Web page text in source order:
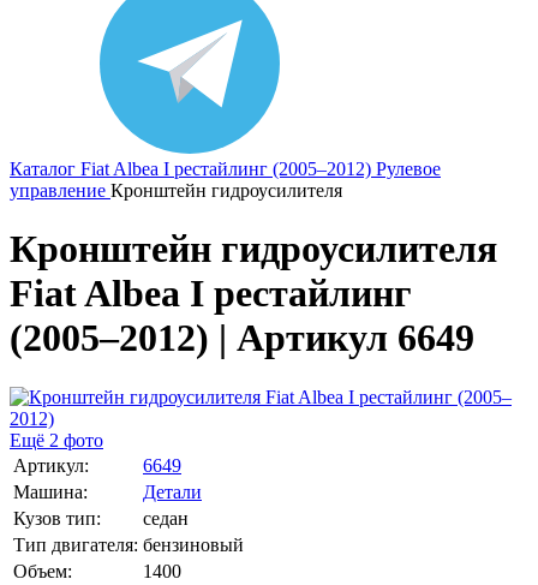
Каталог Fiat Albea I рестайлинг (2005–2012) Рулевое
управление Кронштейн гидроусилителя
Кронштейн гидроусилителя
Fiat Albea I рестайлинг
(2005–2012) | Артикул 6649
Ещё 2 фото
Артикул:
6649
Машина:
Детали
Кузов тип:
седан
Тип двигателя: бензиновый
Объем:
1400